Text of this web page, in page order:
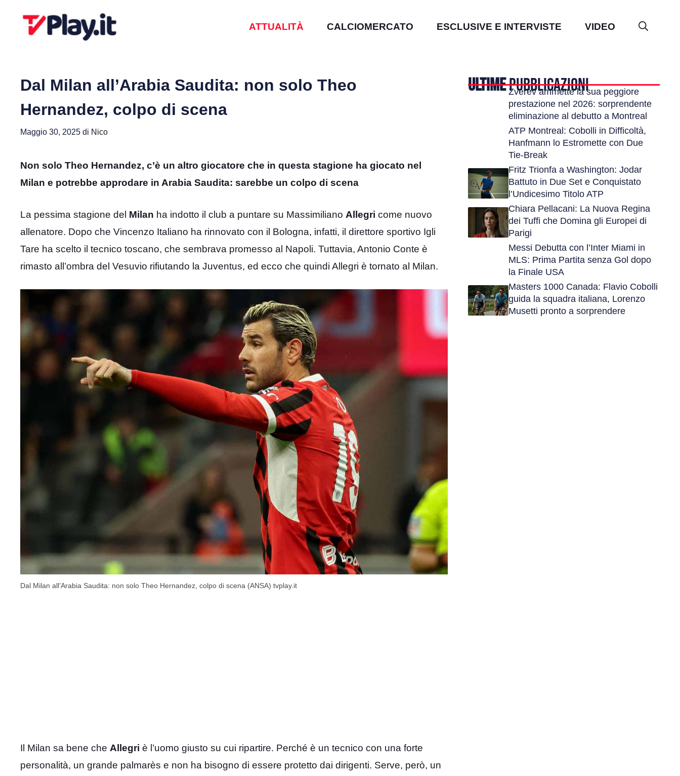
ATTUALITÀ CALCIOMERCATO ESCLUSIVE E INTERVISTE VIDEO
Dal Milan all’Arabia Saudita: non solo Theo
Hernandez, colpo di scena
Maggio 30, 2025 di Nico
Non solo Theo Hernandez, c’è un altro giocatore che in questa stagione ha giocato nel
Milan e potrebbe approdare in Arabia Saudita: sarebbe un colpo di scena
La pessima stagione del Milan ha indotto il club a puntare su Massimiliano Allegri come nuovo
allenatore. Dopo che Vincenzo Italiano ha rinnovato con il Bologna, infatti, il direttore sportivo Igli
Tare ha scelto il tecnico toscano, che sembrava promesso al Napoli. Tuttavia, Antonio Conte è
rimasto all’ombra del Vesuvio rifiutando la Juventus, ed ecco che quindi Allegri è tornato al Milan.
Dal Milan all’Arabia Saudita: non solo Theo Hernandez, colpo di scena (ANSA) tvplay.it
Il Milan sa bene che Allegri è l’uomo giusto su cui ripartire. Perché è un tecnico con una forte
personalità, un grande palmarès e non ha bisogno di essere protetto dai dirigenti. Serve, però, un
ULTIMEPUBBLICAZIONI
Zverev ammette la sua peggiore
prestazione nel 2026: sorprendente
eliminazione al debutto a Montreal
ATP Montreal: Cobolli in Difficoltà,
Hanfmann lo Estromette con Due
Tie-Break
Fritz Trionfa a Washington: Jodar
Battuto in Due Set e Conquistato
l’Undicesimo Titolo ATP
Chiara Pellacani: La Nuova Regina
dei Tuffi che Domina gli Europei di
Parigi
Messi Debutta con l’Inter Miami in
MLS: Prima Partita senza Gol dopo
la Finale USA
Masters 1000 Canada: Flavio Cobolli
guida la squadra italiana, Lorenzo
Musetti pronto a sorprendere